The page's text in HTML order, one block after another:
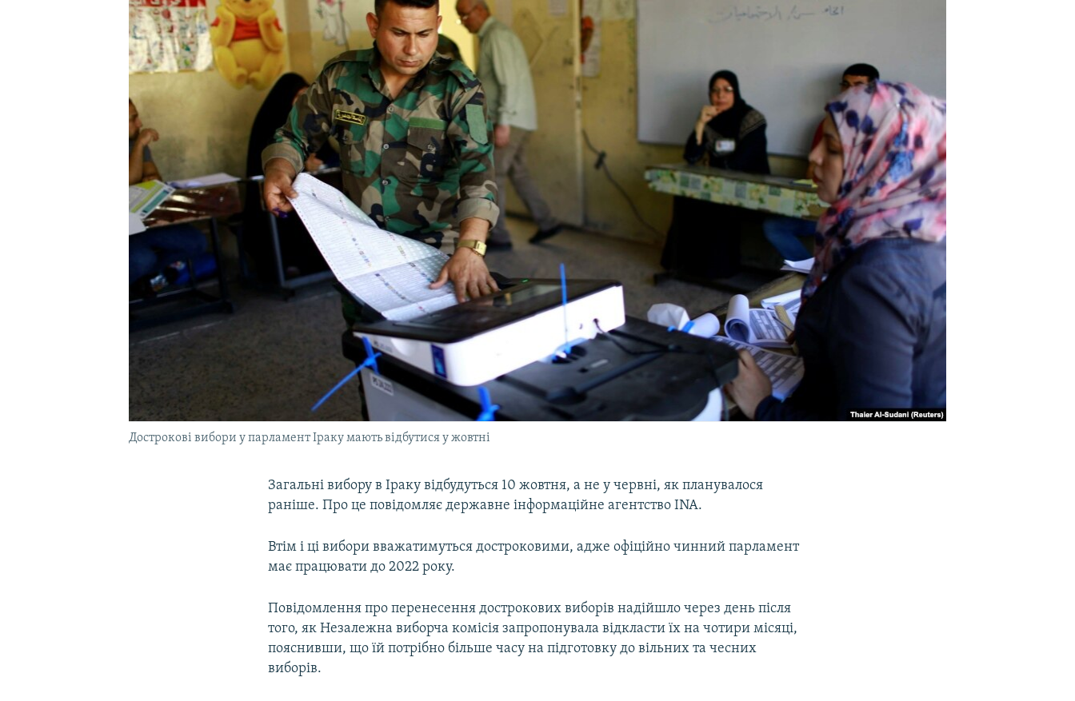
Дострокові вибори у парламент Іраку мають відбутися у жовтні
Загальні вибору в Іраку відбудуться 10 жовтня, а не у червні, як планувалося
раніше. Про це повідомляє державне інформаційне агентство INA.
Втім і ці вибори вважатимуться достроковими, адже офіційно чинний парламент
має працювати до 2022 року.
Повідомлення про перенесення дострокових виборів надійшло через день після
того, як Незалежна виборча комісія запропонувала відкласти їх на чотири місяці,
пояснивши, що їй потрібно більше часу на підготовку до вільних та чесних
виборів.